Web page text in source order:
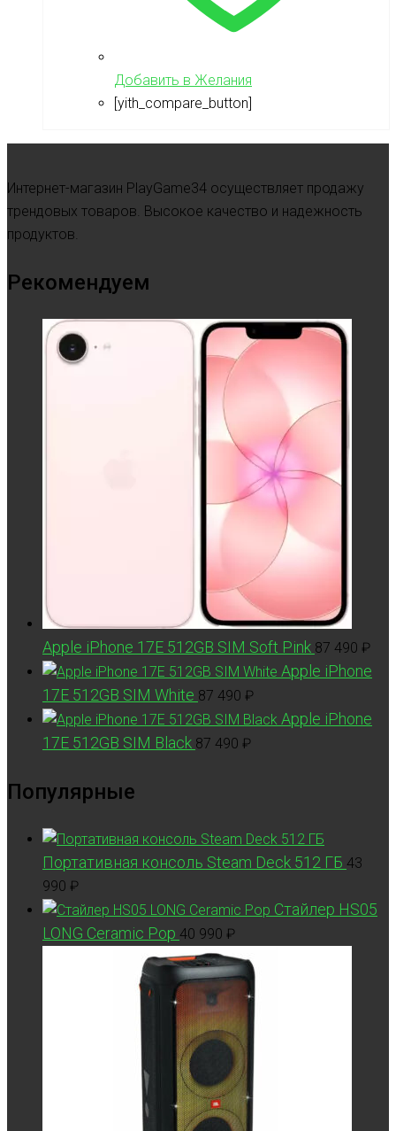
Добавить в Желания
[yith_compare_button]
Интернет-магазин PlayGame34 осуществляет продажу
трендовых товаров. Высокое качество и надежность
продуктов.
Рекомендуем
Apple iPhone 17E 512GB SIM Soft Pink 87 490 ₽
Apple iPhone
17E 512GB SIM White 87 490 ₽
Apple iPhone
17E 512GB SIM Black 87 490 ₽
Популярные
Портативная консоль Steam Deck 512 ГБ 43
990 ₽
Стайлер HS05
LONG Ceramic Pop 40 990 ₽